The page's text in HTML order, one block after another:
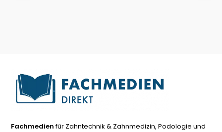
Fachmedienfür Zahntechnik & Zahnmedizin, Podologie und